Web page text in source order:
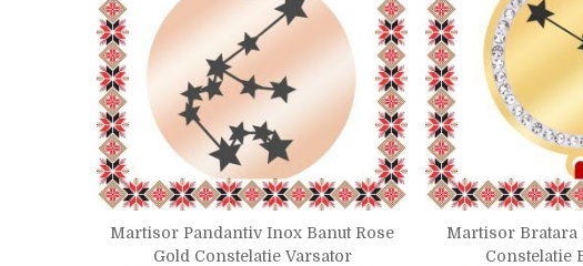
Martisor Pandantiv Inox Banut Rose
Gold Constelatie Varsator
Martisor Bratara
Constelatie